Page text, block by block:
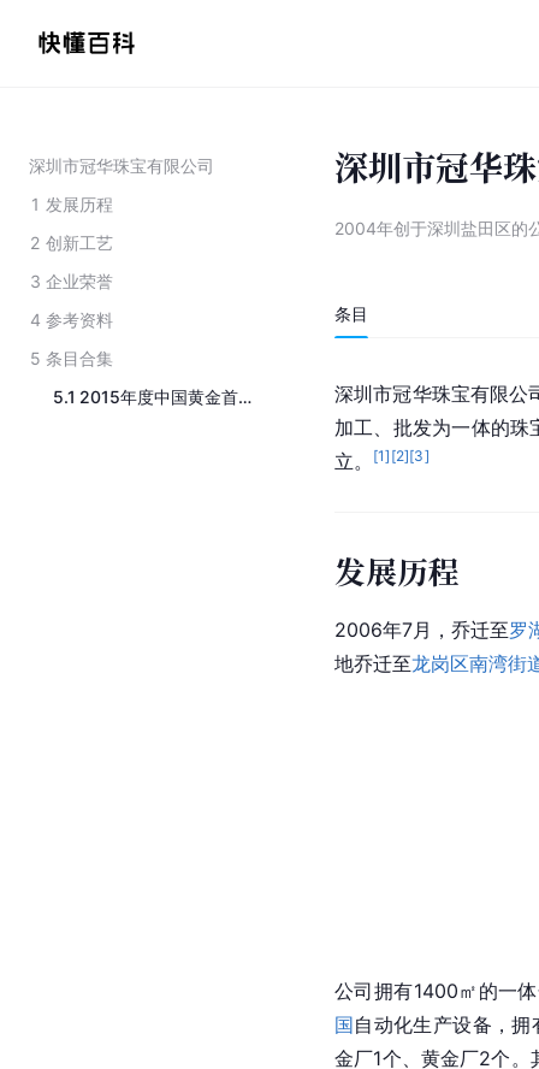
深圳市冠华珠宝有限公司
1 发展历程
2 创新工艺
3 企业荣誉
4 参考资料
5 条目合集
5.1
2015年度中国黄金首饰加工量十大企业
深圳市冠华
2004年创于深圳盐田区的
条目
深圳市冠华珠宝有限公
加工、批发为一体的
立。
[1] [2][3]
发展历程
2006年7月，乔迁至罗
地乔迁至龙岗区南湾街
公司拥有1400㎡的一
国自动化生产设备，
金厂1个、黄金厂2个